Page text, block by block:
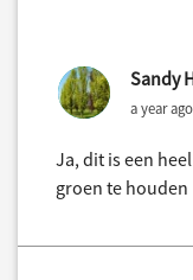
Sandy
a year ago
Ja, dit is een
groen te houden